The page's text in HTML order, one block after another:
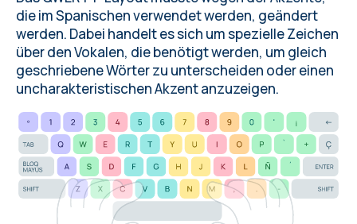
die im Spanischen verwendet werden, geändert
werden. Dabei handelt es sich um spezielle Zeichen
über den Vokalen, die benötigt werden, um gleich
geschriebene Wörter zu unterscheiden oder einen
uncharakteristischen Akzent anzuzeigen.